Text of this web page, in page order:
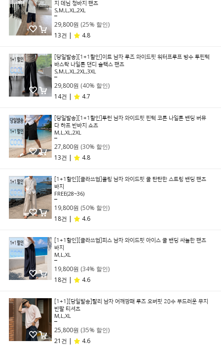
지 데님 청바지 팬츠
S,M,L,XL,2XL
29,800원 (25% 할인)
13건 |
4.8
[당일발송][1+1할인]이트 남자 루즈 와이드핏 워터프루프 방수 투핀턱
바스락 나일론 댄디 슬랙스 팬츠
S,M,L,XL,2XL,3XL
29,800원 (40% 할인)
14건 |
4.7
[당일발송][1+1할인]투런 남자 와이드핏 핀턱 코튼 나일론 밴딩 버뮤
다 하프 반바지 쇼츠
M,L,XL,2XL
27,800원 (30% 할인)
13건 |
4.8
[1+1할인][클라쓰업]콜링 남자 와이드핏 쿨 탄탄한 스트링 밴딩 팬츠
바지
FREE(28~36)
19,800원 (50% 할인)
18건 |
4.6
[1+1할인][클라쓰업]피스 남자 와이드핏 아이스 쿨 밴딩 싸늘한 팬츠
바지
M,L,XL
19,800원 (34% 할인)
18건 |
4.6
[1+1][당일발송]탈리 남자 어깨깡패 루즈 오버핏 20수 부드러운 무지
반팔 티셔츠
M,L,XL
25,800원 (35% 할인)
21건 |
4.6